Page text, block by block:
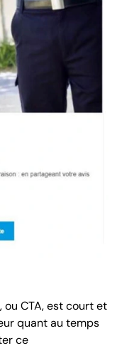
ou CTA, est court et
quant au temps
ce